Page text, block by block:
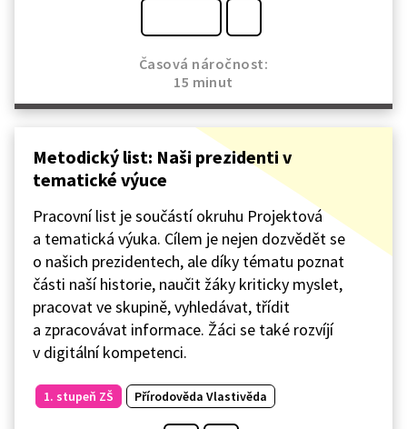
Časová náročnost:
15 minut
Metodický list: Naši prezidenti v
tematické výuce
Pracovní list je součástí okruhu Projektová
a tematická výuka. Cílem je nejen dozvědět se
o našich prezidentech, ale díky tématu poznat
části naší historie, naučit žáky kriticky myslet,
pracovat ve skupině, vyhledávat, třídit
a zpracovávat informace. Žáci se také rozvíjí
v digitální kompetenci.
1. stupeň ZŠ Přírodověda Vlastivěda